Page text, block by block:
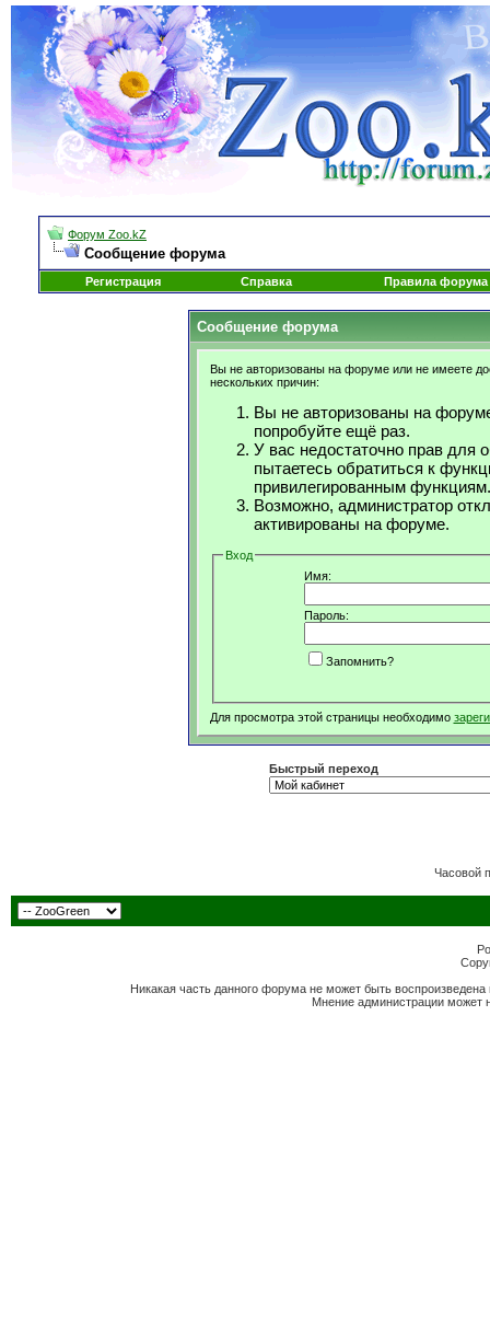
Форум Zoo.kZ
Сообщение форума
Регистрация Справка Правила форума
Сообщение форума
Вы не авторизованы на форуме или не имеете
нескольких причин:
Вы не авторизованы на
попробуйте ещё раз.
У вас недостаточно прав для
пытаетесь обратиться к
привилегированным функциям.
Возможно, администратор
активированы на форуме.
Вход
Имя:
Пароль:
Запомнить?
Для просмотра этой страницы необходимо
Быстрый переход
Часовой
Никакая часть данного форума не может быть
Мнение администрации может